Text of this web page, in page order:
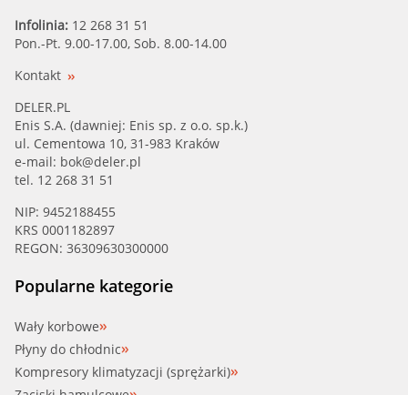
Infolinia: 12 268 31 51
Pon.-Pt. 9.00-17.00, Sob. 8.00-14.00
Kontakt
DELER.PL
Enis S.A. (dawniej: Enis sp. z o.o. sp.k.)
ul. Cementowa 10, 31-983 Kraków
e-mail: bok@deler.pl
tel. 12 268 31 51
NIP: 9452188455
KRS 0001182897
REGON: 36309630300000
Popularne kategorie
Wały korbowe
Płyny do chłodnic
Kompresory klimatyzacji (sprężarki)